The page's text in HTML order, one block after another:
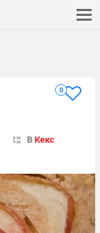
0
ВКекс